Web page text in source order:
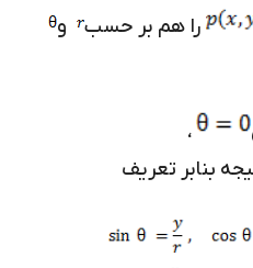
را هم بر حسب
و
،
بنابر تعریف